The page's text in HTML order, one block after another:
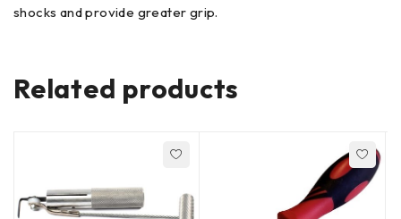
shocks and provide greater grip.
Related products